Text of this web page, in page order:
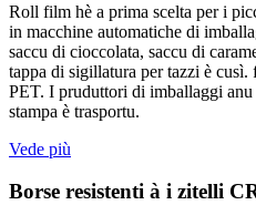
Roll film hè a prima scelta per i
in macchine automatiche di
saccu di cioccolata, saccu di
tappa di sigillatura per tazzi è
PET. I pruduttori di imballaggi
stampa è trasportu.
Vede più
Borse resistenti à i zitelli